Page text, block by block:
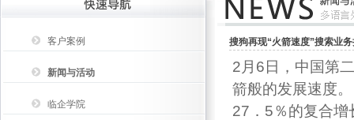
搜狗再现“火箭速度”搜索业
2月6日，中国第
箭般的发展速度
27．5％的复合增
客户案例
新闻与活动
临企学院